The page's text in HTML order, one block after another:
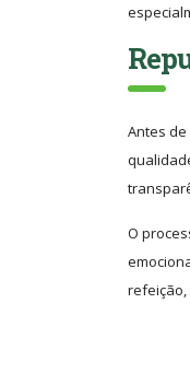
Antes
O
refeição,